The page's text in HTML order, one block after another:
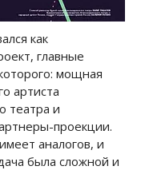
как
главные
мощная
артиста
театра и
проекции.
аналогов, и
была сложной и